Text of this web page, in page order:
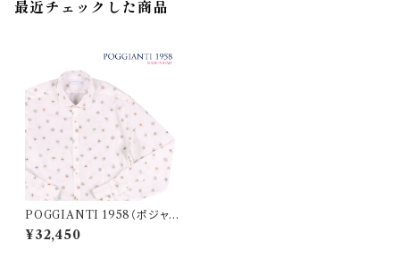
最近チェックした商品
POGGIANTI 1958（ポジャン
ティ 1958） 長袖シャツ 9.23E+
22 22667
¥32,450